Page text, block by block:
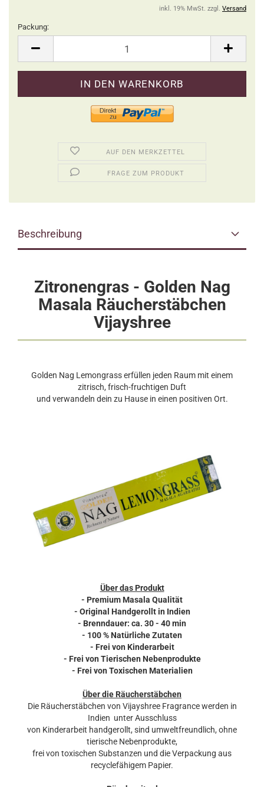
inkl. 19% MwSt. zzgl. Versand
Packung:
AUF DEN MERKZETTEL
FRAGE ZUM PRODUKT
Beschreibung
Zitronengras - Golden Nag
Masala Räucherstäbchen
Vijayshree
Golden Nag Lemongrass erfüllen jeden Raum mit einem
zitrisch, frisch-fruchtigen Duft
und verwandeln dein zu Hause in einen positiven Ort.
Über das Produkt
- Premium Masala Qualität
- Original Handgerollt in Indien
- Brenndauer: ca. 30 - 40 min
- 100 % Natürliche Zutaten
- Frei von Kinderarbeit
- Frei von Tierischen Nebenprodukte
- Frei von Toxischen Materialien
Über die Räucherstäbchen
Die Räucherstäbchen von Vijayshree Fragrance werden in
Indien unter Ausschluss
von Kinderarbeit handgerollt, sind umweltfreundlich, ohne
tierische Nebenprodukte,
frei von toxischen Substanzen und die Verpackung aus
recyclefähigem Papier.